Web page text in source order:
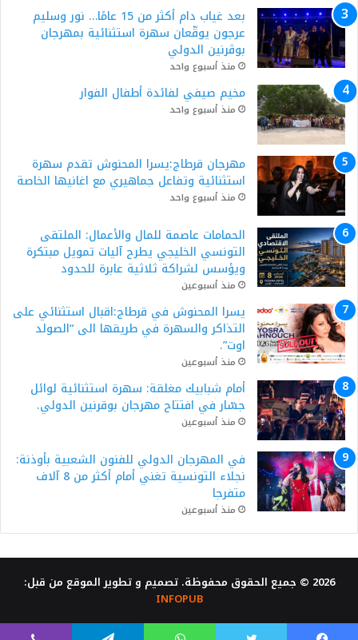
بعد غياب دام أكثر من 15 عامًا… نور وسليم
عرجون يوقّعان سهرة استثنائية بمهرجان
بوڨرنين الدولي
منذ أسبوع واحد
مخيم صيفي لفائدة أطفال الفوار
منذ أسبوع واحد
مهرجان قرطاج:يسرا المحنوش تقدم سهرة
استثنائية وتفاعل جماهيري مع اغانيها الخاصة
منذ أسبوع واحد
الحمامات عاصمة للمال والأعمال: الملتقى
التونسي الخليجي يطرح آليات تمويل مبتكرة
ويؤسس لشراكة ثلاثية عابرة للحدود
منذ أسبوعين
يسرا المحنوش في قرطاج:اقبال استثنائي على
التذاكر والسهرة في طريقها الى “الصولد
اوت”.
منذ أسبوعين
أمام شبابيك مغلقة: سهرة استثنائية لوائل
جسّار في افتتاح مهرجان بوقرنين الدولي.
منذ أسبوعين
في المهرجان الدولي للفنون الشعبية بأوذنة:
نجلاء التونسية تغني أمام أكثر من 8 آلاف
متفرجا
منذ أسبوعين
2026 © جميع الحقوق محفوظة. تصميم و تطوير الموقع من قبل:
INFOPUB